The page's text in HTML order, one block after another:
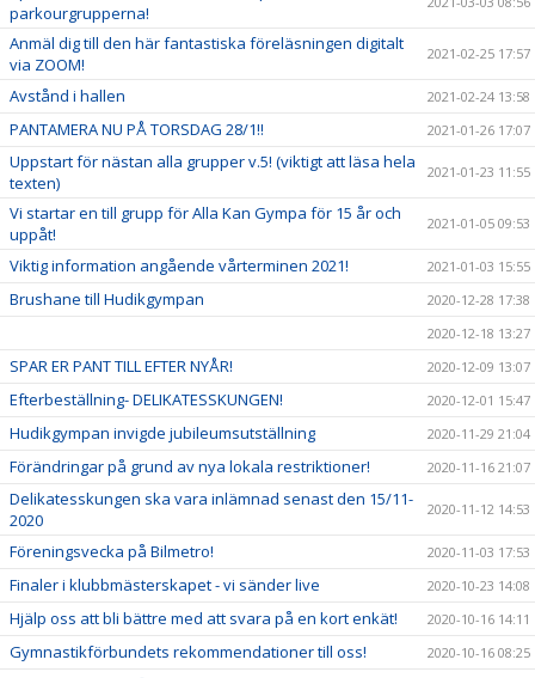
parkourgrupperna!
Anmäl dig till den här fantastiska föreläsningen digitalt
via ZOOM!
2021-02-25 17:57
Avstånd i hallen 2021-02-24 13:58
PANTAMERA NU PÅ TORSDAG 28/1!! 2021-01-26 17:07
Uppstart för nästan alla grupper v.5! (viktigt att läsa hela
texten)
2021-01-23 11:55
Vi startar en till grupp för Alla Kan Gympa för 15 år och
uppåt!
2021-01-05 09:53
Viktig information angående vårterminen 2021! 2021-01-03 15:55
Brushane till Hudikgympan
2020-12-28 17:38
2020-12-18 13:27
SPAR ER PANT TILL EFTER NYÅR! 2020-12-09 13:07
Efterbeställning- DELIKATESSKUNGEN! 2020-12-01 15:47
Hudikgympan invigde jubileumsutställning 2020-11-29 21:04
Förändringar på grund av nya lokala restriktioner! 2020-11-16 21:07
Delikatesskungen ska vara inlämnad senast den 15/11-
2020
2020-11-12 14:53
Föreningsvecka på Bilmetro! 2020-11-03 17:53
Finaler i klubbmästerskapet - vi sänder live 2020-10-23 14:08
Hjälp oss att bli bättre med att svara på en kort enkät! 2020-10-16 14:11
Gymnastikförbundets rekommendationer till oss! 2020-10-16 08:25